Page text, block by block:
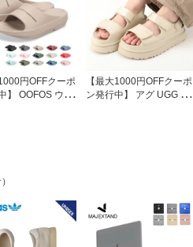
円OFFクーポ
】 OOFOS ウー
【最大1000円OFFクーポ
ン発行中】 アグ UGG サ